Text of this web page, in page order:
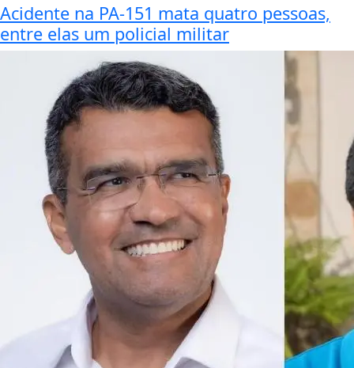
Acidente na PA-151 mata quatro pessoas,
entre elas um policial militar